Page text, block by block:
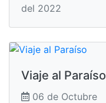
del 2022
Viaje al Paraíso
06 de Octubre